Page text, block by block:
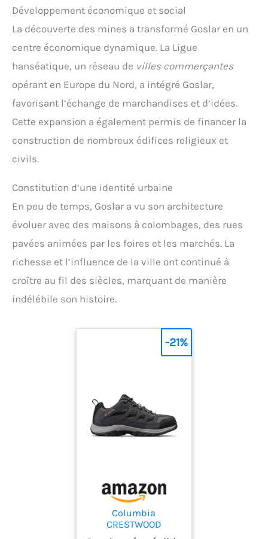
Développement économique et social
La découverte des mines a transformé Goslar en un
centre économique dynamique. La Ligue
hanséatique, un réseau de villes commerçantes
opérant en Europe du Nord, a intégré Goslar,
favorisant l’échange de marchandises et d’idées.
Cette expansion a également permis de financer la
construction de nombreux édifices religieux et
civils.
Constitution d’une identité urbaine
En peu de temps, Goslar a vu son architecture
évoluer avec des maisons à colombages, des rues
pavées animées par les foires et les marchés. La
richesse et l’influence de la ville ont continué à
croître au fil des siècles, marquant de manière
indélébile son histoire.
Columbia
CRESTWOOD
Chaussures Basses
-21%